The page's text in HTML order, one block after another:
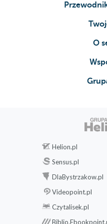
Generator pytań i
Zestaw
Wyniki
Podsumowanie 180
Notacja
Twoja pierwsza sieć
184
187
O
Helion.pl
Sensus.pl
DlaBystrzakow.pl
Videopoint.pl
Czytalisek.pl